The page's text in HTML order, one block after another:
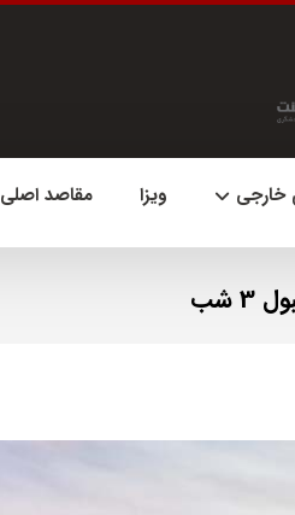
خارجی ویزا مقاصد اصلی
شب